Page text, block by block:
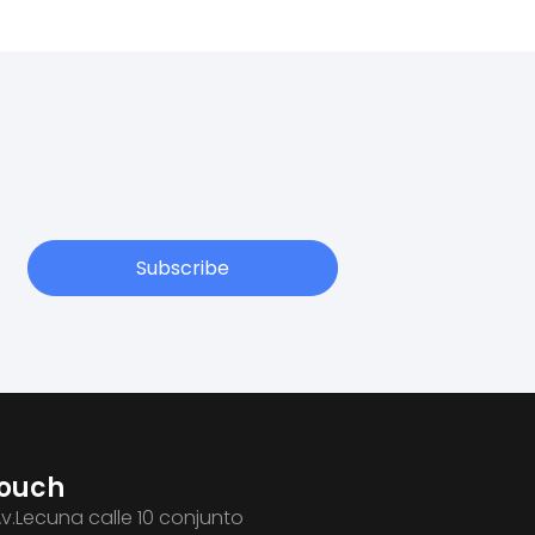
Subscribe
calle 10 conjunto